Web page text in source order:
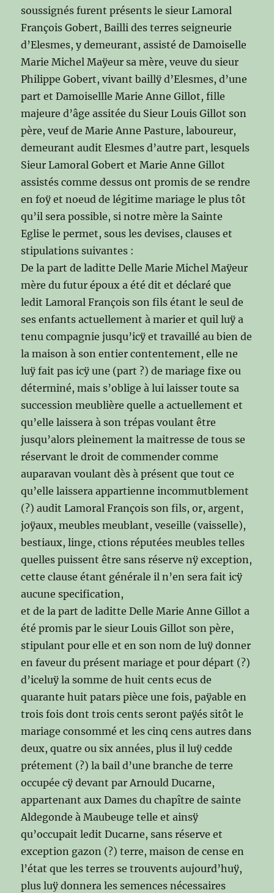
soussignés furent présents le sieur Lamoral
François Gobert, Bailli des terres seigneurie
d’Elesmes, y demeurant, assisté de Damoiselle
Marie Michel Maÿeur sa mère, veuve du sieur
Philippe Gobert, vivant baillÿ d’Elesmes, d’une
part et Damoisellle Marie Anne Gillot, fille
majeure d’âge assitée du Sieur Louis Gillot son
père, veuf de Marie Anne Pasture, laboureur,
demeurant audit Elesmes d’autre part, lesquels
Sieur Lamoral Gobert et Marie Anne Gillot
assistés comme dessus ont promis de se rendre
en foÿ et noeud de légitime mariage le plus tôt
qu’il sera possible, si notre mère la Sainte
Eglise le permet, sous les devises, clauses et
stipulations suivantes :
De la part de laditte Delle Marie Michel Maÿeur
mère du futur époux a été dit et déclaré que
ledit Lamoral François son fils étant le seul de
ses enfants actuellement à marier et quil luÿ a
tenu compagnie jusqu’icÿ et travaillé au bien de
la maison à son entier contentement, elle ne
luÿ fait pas icÿ une (part ?) de mariage fixe ou
déterminé, mais s’oblige à lui laisser toute sa
succession meublière quelle a actuellement et
qu’elle laissera à son trépas voulant être
jusqu’alors pleinement la maitresse de tous se
réservant le droit de commender comme
auparavan voulant dès à présent que tout ce
qu’elle laissera appartienne incommutblement
(?) audit Lamoral François son fils, or, argent,
joÿaux, meubles meublant, veseille (vaisselle),
bestiaux, linge, ctions réputées meubles telles
quelles puissent être sans réserve nÿ exception,
cette clause étant générale il n’en sera fait icÿ
aucune specification,
et de la part de laditte Delle Marie Anne Gillot a
été promis par le sieur Louis Gillot son père,
stipulant pour elle et en son nom de luÿ donner
en faveur du présent mariage et pour départ (?)
d’iceluÿ la somme de huit cents ecus de
quarante huit patars pièce une fois, paÿable en
trois fois dont trois cents seront paÿés sitôt le
mariage consommé et les cinq cens autres dans
deux, quatre ou six années, plus il luÿ cedde
prétement (?) la bail d’une branche de terre
occupée cÿ devant par Arnould Ducarne,
appartenant aux Dames du chapître de sainte
Aldegonde à Maubeuge telle et ainsÿ
qu’occupait ledit Ducarne, sans réserve et
exception gazon (?) terre, maison de cense en
l’état que les terres se trouvents aujourd’huÿ,
plus luÿ donnera les semences nécessaires